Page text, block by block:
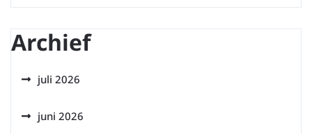
Archief
juli 2026
juni 2026